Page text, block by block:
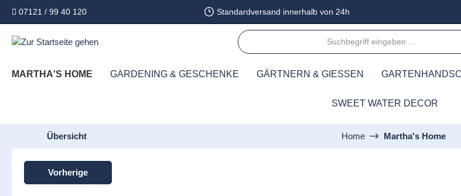
Zur Hauptnavigation springen
07121 / 99 40 120 Standardversand innerhalb von 24h
MARTHA'S HOME GARDENING & GESCHENKE GÄRTNERN & GIESSEN
SWEET WATER DECOR
Übersicht Home Martha's Home
Vorherige